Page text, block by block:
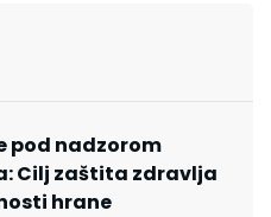
pod nadzorom
Cilj zaštita zdravlja
hrane